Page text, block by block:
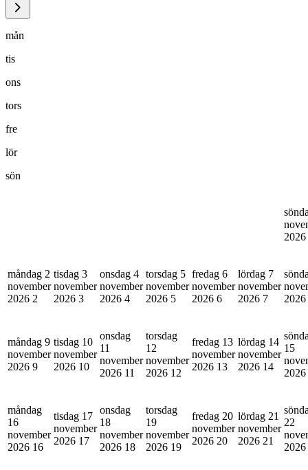
mån
tis
ons
tors
fre
lör
sön
2026
måndag 2
november
2026 2
tisdag 3
november
2026 3
onsdag 4
november
2026 4
torsdag 5
november
2026 5
fredag 6
november
2026 6
lördag 7
november
2026 7
2026
måndag 9
november
2026 9
tisdag 10
november
2026 10
onsdag
11
november
2026 11
torsdag
12
november
2026 12
fredag 13
november
2026 13
lördag 14
november
2026 14
15
2026
måndag
16
november
2026 16
tisdag 17
november
2026 17
onsdag
18
november
2026 18
torsdag
19
november
2026 19
fredag 20
november
2026 20
lördag 21
november
2026 21
22
2026